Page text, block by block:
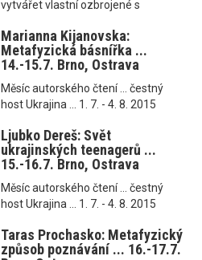
vytvářet vlastní ozbrojené s
Marianna Kijanovska:
Metafyzická básnířka ...
14.-15.7. Brno, Ostrava
Měsíc autorského čtení ... čestný
host Ukrajina ... 1. 7. - 4. 8. 2015
Ljubko Dereš: Svět
ukrajinských teenagerů ...
15.-16.7. Brno, Ostrava
Měsíc autorského čtení ... čestný
host Ukrajina ... 1. 7. - 4. 8. 2015
Taras Prochasko: Metafyzický
způsob poznávání ... 16.-17.7.